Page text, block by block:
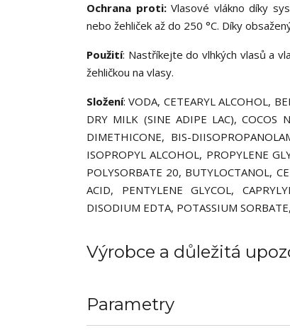
Ochrana proti:Vlasové vlákno díky
nebo žehliček až do 250 °C. Díky
Použití: Nastříkejte do vlhkých vlasů a
žehličkou na vlasy.
Složení: VODA, CETEARYL ALCOHOL,
DRY MILK (SINE ADIPE LAC), COCOS
DIMETHICONE, BIS-
ISOPROPYL ALCOHOL, PROPYLENE
POLYSORBATE 20, BUTYLOCTANOL,
ACID, PENTYLENE GLYCOL,
DISODIUM EDTA, POTASSIUM
Výrobce a důležitá
Parametry